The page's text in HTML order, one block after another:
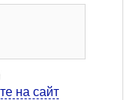
на сайт